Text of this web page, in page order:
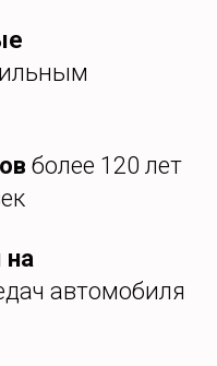
более 120 лет
на
автомобиля